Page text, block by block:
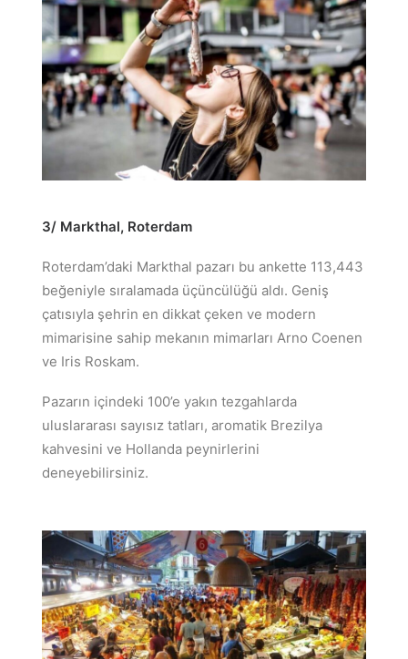
3/ Markthal, Roterdam
Roterdam’daki Markthal pazarı bu ankette 113,443
beğeniyle sıralamada üçüncülüğü aldı. Geniş
çatısıyla şehrin en dikkat çeken ve modern
mimarisine sahip mekanın mimarları Arno Coenen
ve Iris Roskam.
Pazarın içindeki 100’e yakın tezgahlarda
uluslararası sayısız tatları, aromatik Brezilya
kahvesini ve Hollanda peynirlerini
deneyebilirsiniz.